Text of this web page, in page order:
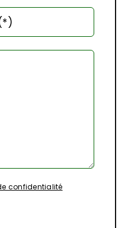
confidentialité